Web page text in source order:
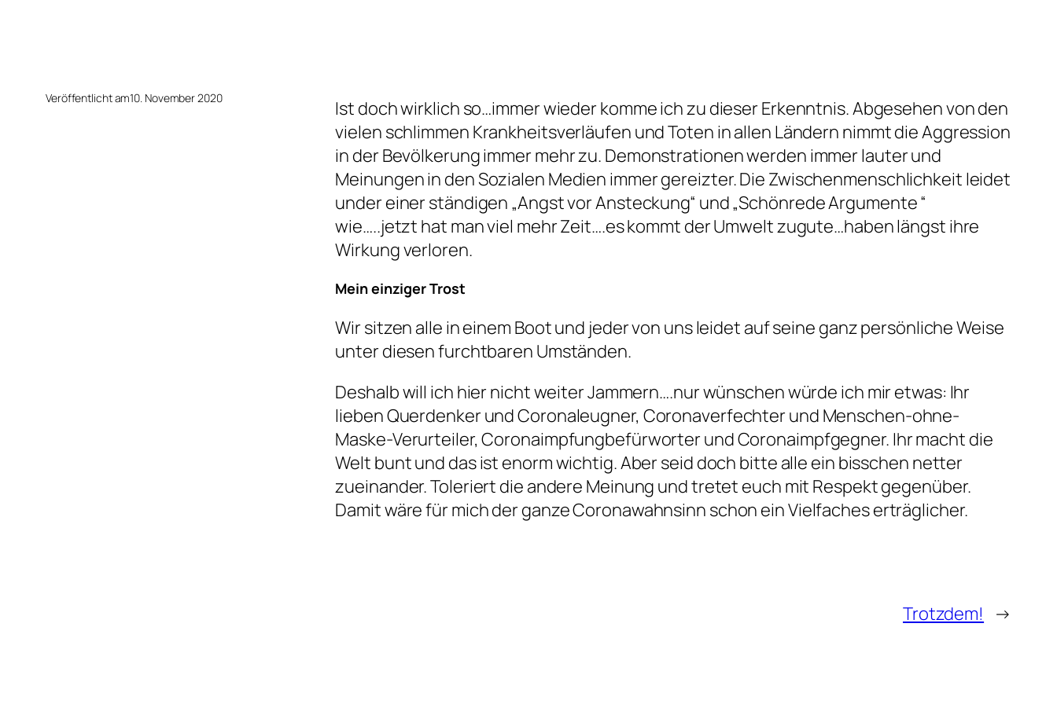
Veröffentlicht am10. November 2020
Ist doch wirklich so…immer wieder komme ich zu dieser Erkenntnis. Abgesehen von den
vielen schlimmen Krankheitsverläufen und Toten in allen Ländern nimmt die Aggression
in der Bevölkerung immer mehr zu. Demonstrationen werden immer lauter und
Meinungen in den Sozialen Medien immer gereizter. Die Zwischenmenschlichkeit leidet
under einer ständigen „Angst vor Ansteckung“ und „Schönrede Argumente “
wie…..jetzt hat man viel mehr Zeit….es kommt der Umwelt zugute…haben längst ihre
Wirkung verloren.
Mein einziger Trost
Wir sitzen alle in einem Boot und jeder von uns leidet auf seine ganz persönliche Weise
unter diesen furchtbaren Umständen.
Deshalb will ich hier nicht weiter Jammern….nur wünschen würde ich mir etwas: Ihr
lieben Querdenker und Coronaleugner, Coronaverfechter und Menschen-ohne-
Maske-Verurteiler, Coronaimpfungbefürworter und Coronaimpfgegner. Ihr macht die
Welt bunt und das ist enorm wichtig. Aber seid doch bitte alle ein bisschen netter
zueinander. Toleriert die andere Meinung und tretet euch mit Respekt gegenüber.
Damit wäre für mich der ganze Coronawahnsinn schon ein Vielfaches erträglicher.
Trotzdem! →